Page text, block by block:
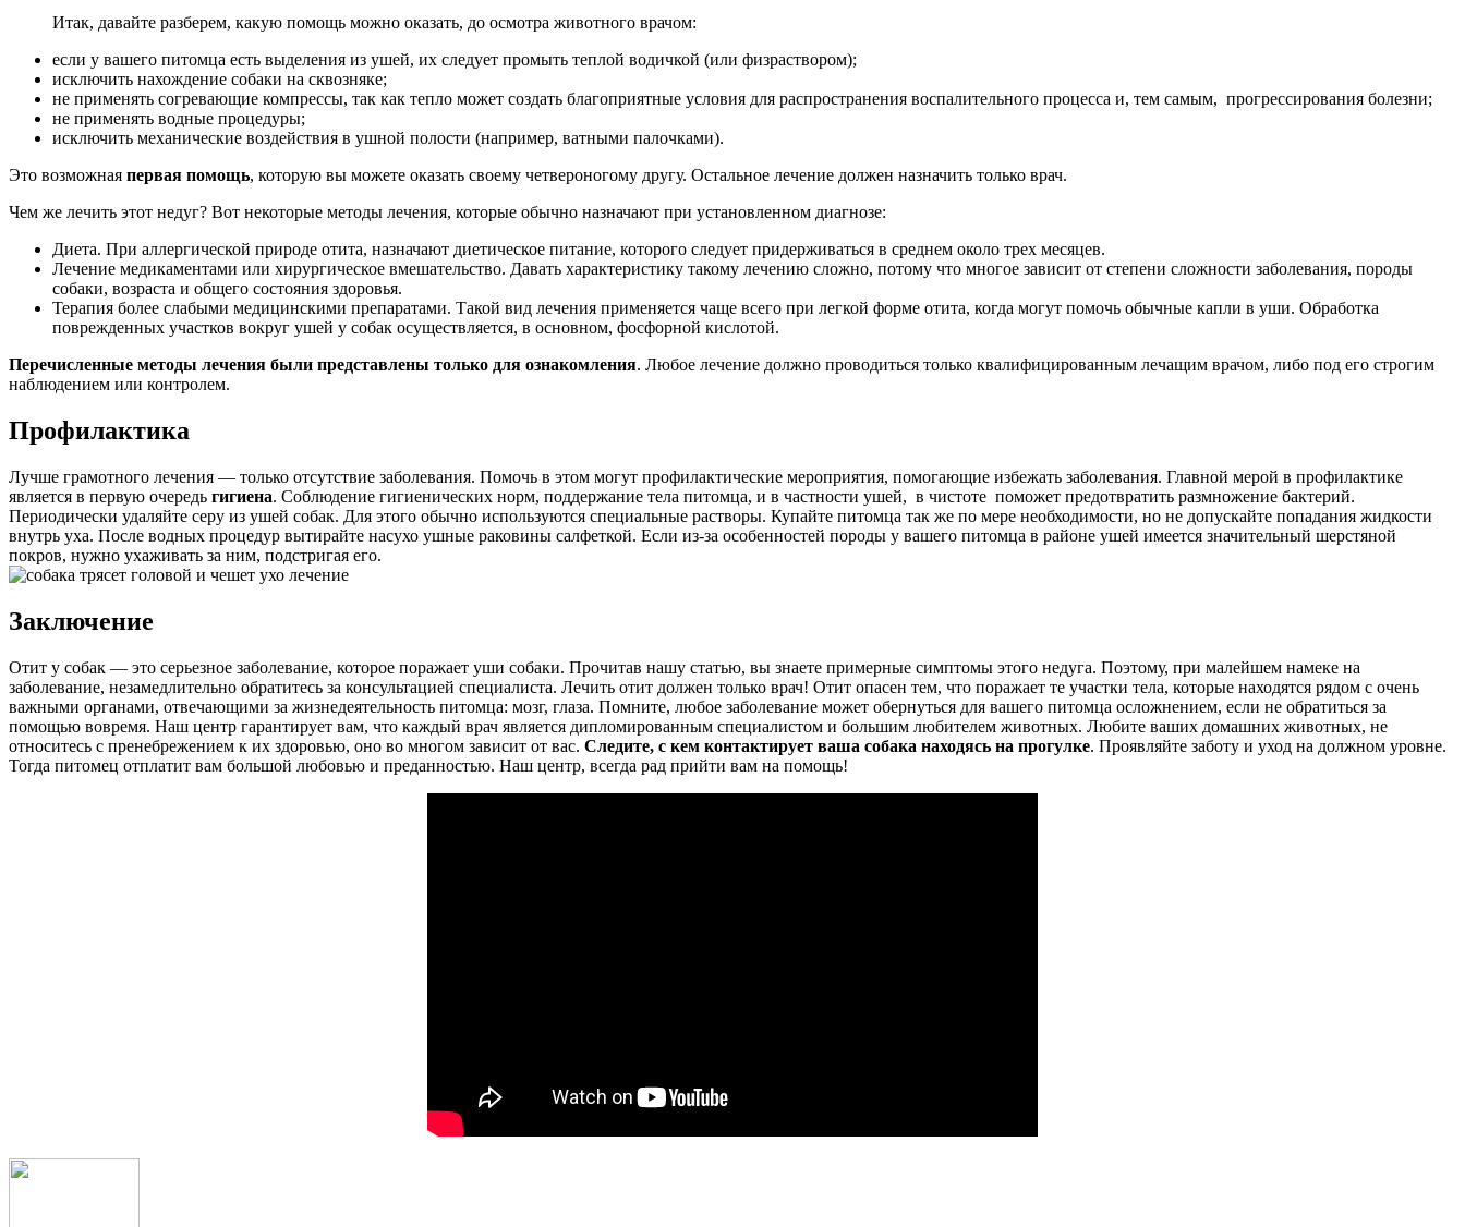
Итак, давайте разберем, какую помощь можно оказать, до осмотра животного врачом:
если у вашего питомца есть выделения из ушей, их следует промыть теплой водичкой (или физраствором);
исключить нахождение собаки на сквозняке;
не применять согревающие компрессы, так как тепло может создать благоприятные условия для распространения воспалительного процесса и, тем самым, прогрессирования болезни;
не применять водные процедуры;
исключить механические воздействия в ушной полости (например, ватными палочками).
Это возможная первая помощь, которую вы можете оказать своему четвероногому другу. Остальное лечение должен назначить только врач.
Чем же лечить этот недуг? Вот некоторые методы лечения, которые обычно назначают при установленном диагнозе:
Диета. При аллергической природе отита, назначают диетическое питание, которого следует придерживаться в среднем около трех месяцев.
Лечение медикаментами или хирургическое вмешательство. Давать характеристику такому лечению сложно, потому что многое зависит от степени сложности заболевания, породы
собаки, возраста и общего состояния здоровья.
Терапия более слабыми медицинскими препаратами. Такой вид лечения применяется чаще всего при легкой форме отита, когда могут помочь обычные капли в уши. Обработка
поврежденных участков вокруг ушей у собак осуществляется, в основном, фосфорной кислотой.
Перечисленные методы лечения были представлены только для ознакомления. Любое лечение должно проводиться только квалифицированным лечащим врачом, либо под его строгим
наблюдением или контролем.
Профилактика
Лучше грамотного лечения — только отсутствие заболевания. Помочь в этом могут профилактические мероприятия, помогающие избежать заболевания. Главной мерой в профилактике
является в первую очередь гигиена. Соблюдение гигиенических норм, поддержание тела питомца, и в частности ушей, в чистоте поможет предотвратить размножение бактерий.
Периодически удаляйте серу из ушей собак. Для этого обычно используются специальные растворы. Купайте питомца так же по мере необходимости, но не допускайте попадания жидкости
внутрь уха. После водных процедур вытирайте насухо ушные раковины салфеткой. Если из-за особенностей породы у вашего питомца в районе ушей имеется значительный шерстяной
покров, нужно ухаживать за ним, подстригая его.
Заключение
Отит у собак — это серьезное заболевание, которое поражает уши собаки. Прочитав нашу статью, вы знаете примерные симптомы этого недуга. Поэтому, при малейшем намеке на
заболевание, незамедлительно обратитесь за консультацией специалиста. Лечить отит должен только врач! Отит опасен тем, что поражает те участки тела, которые находятся рядом с очень
важными органами, отвечающими за жизнедеятельность питомца: мозг, глаза. Помните, любое заболевание может обернуться для вашего питомца осложнением, если не обратиться за
помощью вовремя. Наш центр гарантирует вам, что каждый врач является дипломированным специалистом и большим любителем животных. Любите ваших домашних животных, не
относитесь с пренебрежением к их здоровью, оно во многом зависит от вас. Следите, с кем контактирует ваша собака находясь на прогулке. Проявляйте заботу и уход на должном уровне.
Тогда питомец отплатит вам большой любовью и преданностью. Наш центр, всегда рад прийти вам на помощь!